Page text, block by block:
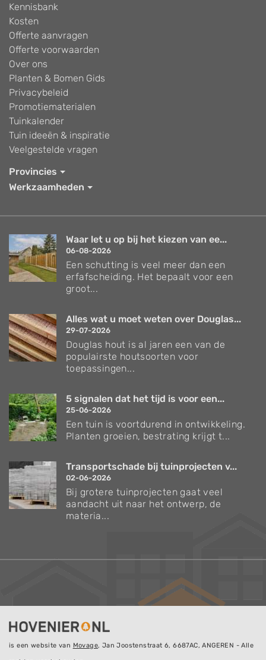
Kennisbank
Kosten
Offerte aanvragen
Offerte voorwaarden
Over ons
Planten & Bomen Gids
Privacybeleid
Promotiematerialen
Tuinkalender
Tuin ideeën & inspiratie
Veelgestelde vragen
Provincies
Werkzaamheden
Waar let u op bij het kiezen van ee...
06-08-2026
Een schutting is veel meer dan een
erfafscheiding. Het bepaalt voor een
groot...
Alles wat u moet weten over Douglas...
29-07-2026
Douglas hout is al jaren een van de
populairste houtsoorten voor
toepassingen...
5 signalen dat het tijd is voor een...
25-06-2026
Een tuin is voortdurend in ontwikkeling.
Planten groeien, bestrating krijgt t...
Transportschade bij tuinprojecten v...
02-06-2026
Bij grotere tuinprojecten gaat veel
aandacht uit naar het ontwerp, de
materia...
is een website van Movage, Jan Joostenstraat 6, 6687AC, ANGEREN - Alle